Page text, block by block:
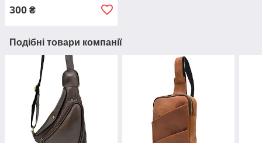
300 ₴
Подібні товари компанії